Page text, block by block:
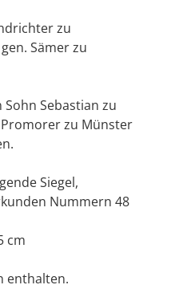
zu
Sämer zu
Sohn Sebastian zu
Promorer zu Münster
Siegel,
Nummern 48
cm
enthalten.